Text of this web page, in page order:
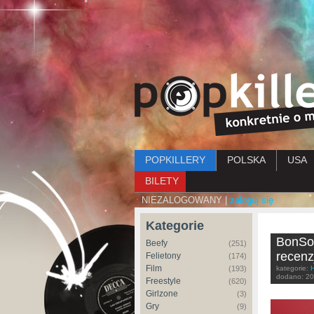
Menu główne
POPKILLERY POLSKA USA
BILETY
NIEZALOGOWANY | zaloguj się
Kategorie
Beefy (251)
Felietony (174)
Film (193)
Freestyle (620)
Girlzone (3)
Gry (9)
kategorie:
dodano: